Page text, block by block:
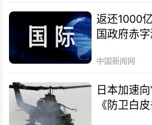
返还1000
国政府赤
中国新闻网
日本加速
《防卫白